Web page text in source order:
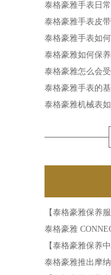
泰格豪雅手表日
泰格豪雅手表皮
泰格豪雅手表如
泰格豪雅如何保
泰格豪雅怎么会
泰格豪雅手表的
泰格豪雅机械表
【泰格豪雅保养
泰格豪雅
【泰格豪雅保养
泰格豪雅推出摩